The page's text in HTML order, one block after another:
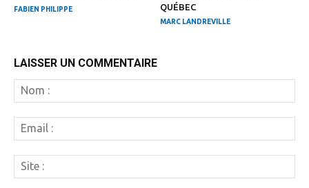
FABIEN PHILIPPE
QUÉBEC
MARC LANDREVILLE
LAISSER UN COMMENTAIRE
:
:
: